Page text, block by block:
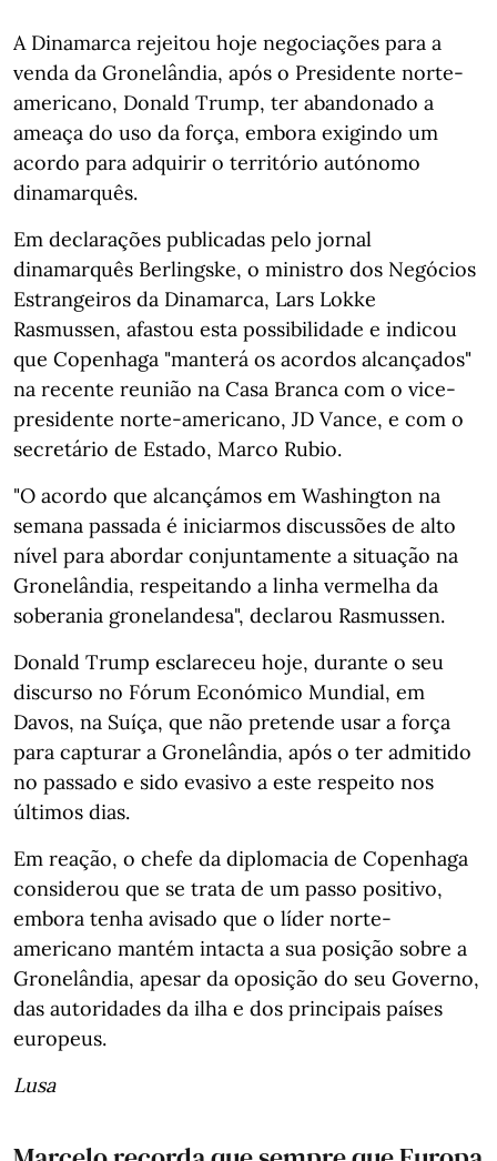
A Dinamarca rejeitou hoje negociações para a
venda da Gronelândia, após o Presidente norte-
americano, Donald Trump, ter abandonado a
ameaça do uso da força, embora exigindo um
acordo para adquirir o território autónomo
dinamarquês.
Em declarações publicadas pelo jornal
dinamarquês Berlingske, o ministro dos Negócios
Estrangeiros da Dinamarca, Lars Lokke
Rasmussen, afastou esta possibilidade e indicou
que Copenhaga "manterá os acordos alcançados"
na recente reunião na Casa Branca com o vice-
presidente norte-americano, JD Vance, e com o
secretário de Estado, Marco Rubio.
"O acordo que alcançámos em Washington na
semana passada é iniciarmos discussões de alto
nível para abordar conjuntamente a situação na
Gronelândia, respeitando a linha vermelha da
soberania gronelandesa", declarou Rasmussen.
Donald Trump esclareceu hoje, durante o seu
discurso no Fórum Económico Mundial, em
Davos, na Suíça, que não pretende usar a força
para capturar a Gronelândia, após o ter admitido
no passado e sido evasivo a este respeito nos
últimos dias.
Em reação, o chefe da diplomacia de Copenhaga
considerou que se trata de um passo positivo,
embora tenha avisado que o líder norte-
americano mantém intacta a sua posição sobre a
Gronelândia, apesar da oposição do seu Governo,
das autoridades da ilha e dos principais países
europeus.
Lusa